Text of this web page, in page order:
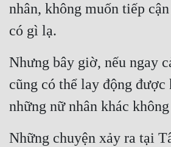
nhân, không muốn tiếp
có gì lạ.
Nhưng bây giờ, nếu ngay
cũng có thể lay động được
những nữ nhân khác
Những chuyện xảy ra tại